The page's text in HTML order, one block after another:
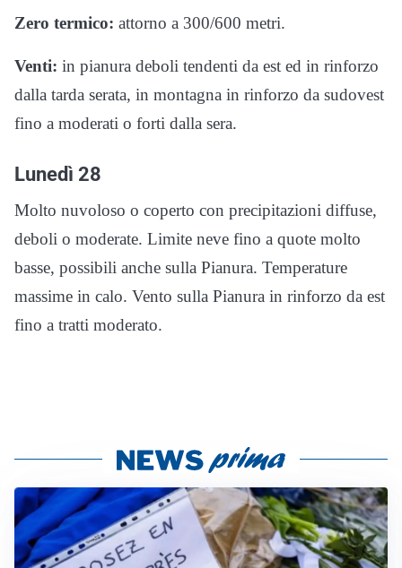
Zero termico: attorno a 300/600 metri.
Venti: in pianura deboli tendenti da est ed in rinforzo
dalla tarda serata, in montagna in rinforzo da sudovest
fino a moderati o forti dalla sera.
Lunedì 28
Molto nuvoloso o coperto con precipitazioni diffuse,
deboli o moderate. Limite neve fino a quote molto
basse, possibili anche sulla Pianura. Temperature
massime in calo. Vento sulla Pianura in rinforzo da est
fino a tratti moderato.